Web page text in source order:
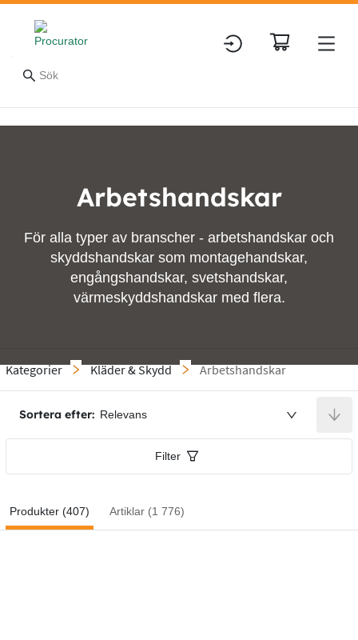
Arbetshandskar
För alla typer av branscher - arbetshandskar och
skyddshandskar som montagehandskar,
engångshandskar, svetshandskar,
värmeskyddshandskar med flera.
Kategorier Kläder & Skydd Arbetshandskar
Sortera efter: Relevans
Filter
Produkter (407) Artiklar (1 776)